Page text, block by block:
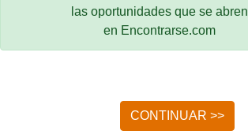
las oportunidades que se abren
en Encontrarse.com
CONTINUAR >>